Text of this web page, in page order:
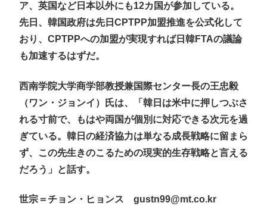
ア、英国など日本以外にも12カ国が参加している。
先日、韓国政府は先日CPTPP加盟推進を公式化して
おり、CPTPPへの加盟が実現すれば日韓FTAの議論
も加速するはずだ。
西南学院大学商学部教授兼国際センター長の王忠毅
（ワン・ジョンイ）氏は、「韓日は米中に押しつぶさ
れる寸前で、もはや両国が個別に対応できる次元を過
ぎている。韓日の経済協力は単なる成長戦略に留まら
ず、この先生きのこるための現実的生存戦略と言える
だろう」と話す。
世宗＝チョン・ヒョンス gustn99@mt.co.kr